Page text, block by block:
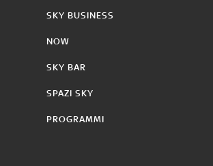
SKY BUSINESS
NOW
SKY BAR
SPAZI SKY
PROGRAMMI